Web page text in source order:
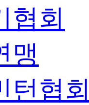
협회
맹
턴협